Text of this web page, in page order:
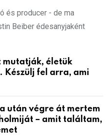
és producer - de ma
Beiber édesanyjaként
mutatják, életük
Készülj fel arra, ami
után végre át mertem
– amit találtam,